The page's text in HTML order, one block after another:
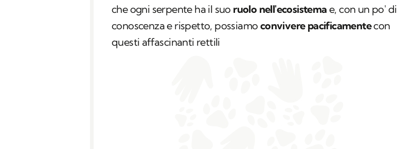
che ogni serpente ha il suo ruolo nell'ecosistema e, con un po' di
conoscenza e rispetto, possiamo convivere pacificamentecon
questi affascinanti rettili